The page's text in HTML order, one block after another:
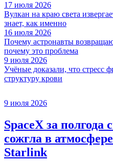
17 июля 2026
Вулкан на краю света
знает, как именно
16 июля 2026
Почему астронавты
почему это проблема
9 июля 2026
Учёные доказали, что стресс
структуру крови
9 июля 2026
SpaceX за полгода
сожгла в
Starlink